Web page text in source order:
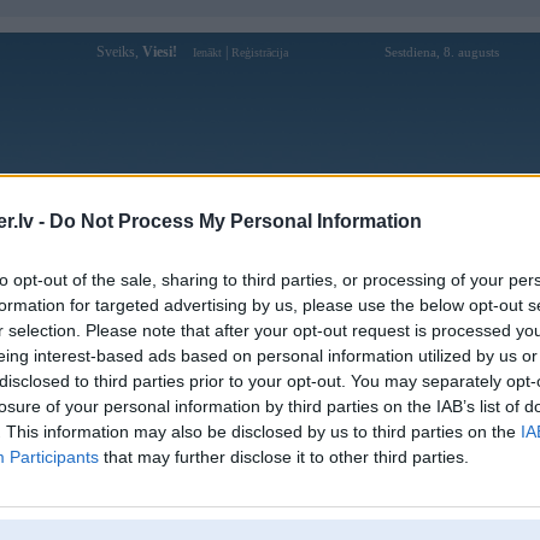
- Do Not Process My Personal Information
opt-out of the sale, sharing to third parties, or processing of your
for targeted advertising by us, please use the below opt-out
selection. Please note that after your opt-out request is processed
interest-based ads based on personal information utilized by us
to third parties prior to your opt-out. You may separately
of your personal information by third parties on the IAB’s list of
This information may also be disclosed by us to third parties on the
Participants that may further disclose it to other third parties.
Sveiks, Viesi! Ienākt Reģistrācija Sestdiena, 8. augusts
Forums Galerijas Reģistrācija Lietotāji
Lietotāja raderukcom profils
Lietotājvārds: raderukcom
Nodarbošanās:
TV888 - Platform Olahraga Digital &
Game Aman
Ziņojumi forumā:
0
Pēdējie ziņojumi forumā